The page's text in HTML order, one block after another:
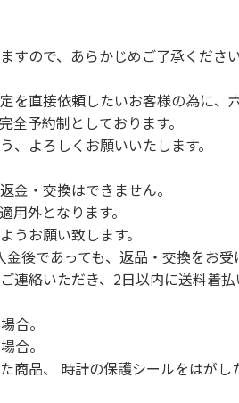
ので、あらかじめご了承ください
直接依頼したいお客様の為に、
予約制としております。
よろしくお願いいたします。
金・交換はできません。
外となります。
お願い致します。
後であっても、返品・交換をお受
絡いただき、2日以内に送料着払
合。
合。
品、 時計の保護シールをはが